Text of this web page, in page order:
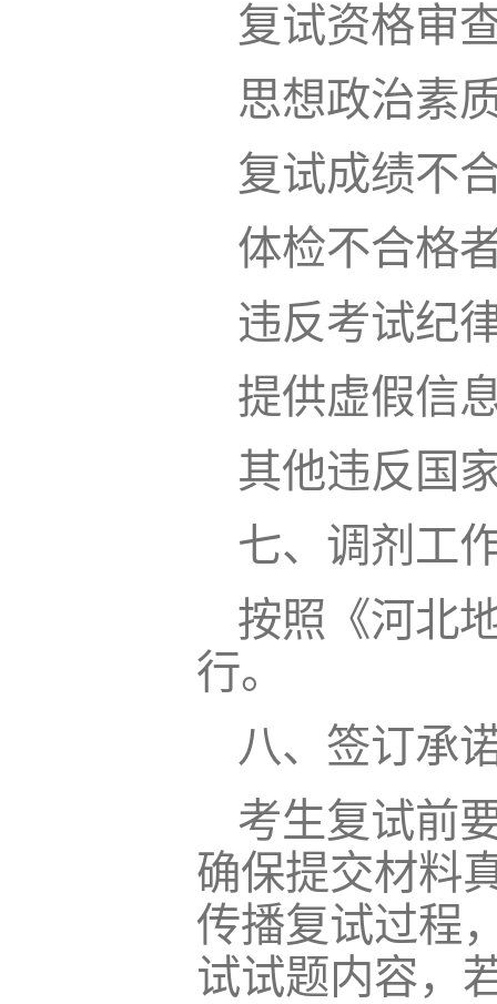
复试资格审
思想政治素
复试成绩不
体检不合格
违反考试纪
提供虚假信
其他违反国
七、调剂工
按照《河北
行。
八、签订承
考生复试前
确保提交材料
传播复试过程
试试题内容，